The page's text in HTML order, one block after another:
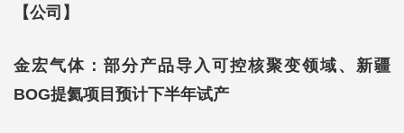
【公司】
金宏气体：部分产品导入可控核聚变领域、新疆
BOG提氦项目预计下半年试产